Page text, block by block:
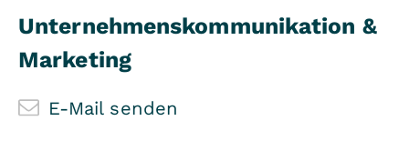
Unternehmenskommunikation &
Marketing
E-Mail senden